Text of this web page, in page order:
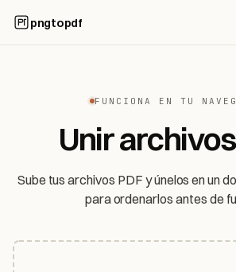
pngtopdf
FUNCIONA EN TU
Unir
Sube tus archivos PDF y únelos en un
para ordenarlos antes de